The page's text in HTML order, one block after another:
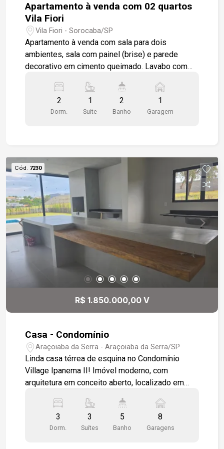
Apartamento à venda com 02 quartos
Vila Fiori
Vila Fiori - Sorocaba/SP
Apartamento à venda com sala para dois
ambientes, sala com painel (brise) e parede
decorativo em cimento queimado. Lavabo com
vidro temperado. Cozinha planejada com cooktop,
forno, pia em granito. 02 quartos, sendo uma
suíte, (A suíte possui armários planejados).
2
Dorm.
1
Suite
2
Banho
1
Garagem
Cód. 7230
R$ 1.850.000,00 V
Casa - Condomínio
Araçoiaba da Serra - Araçoiaba da Serra/SP
Linda casa térrea de esquina no Condomínio
Village Ipanema II! Imóvel moderno, com
arquitetura em conceito aberto, localizado em
acessibilidade, sem escadas. A casa oferece
ambientes amplos, integrados e excelente
aproveitamento de espaço. - Terreno: 1.017 m² -
3
Dorm.
3
Suítes
5
Banho
8
Garagens